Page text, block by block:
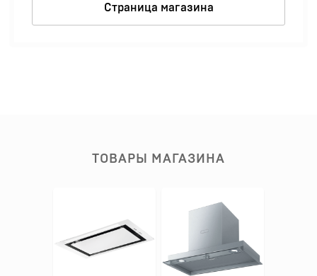
Страница магазина
ТОВАРЫ МАГАЗИНА